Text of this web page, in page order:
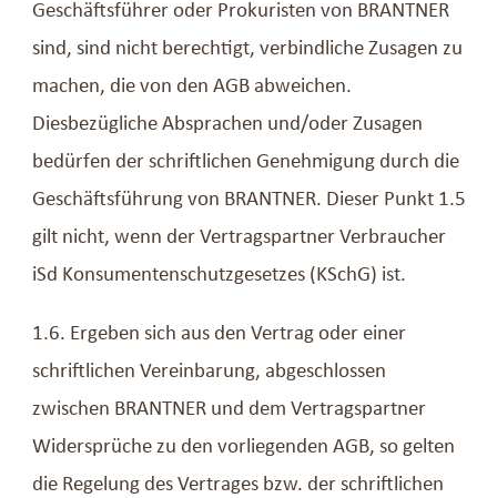
Geschäftsführer oder Prokuristen von BRANTNER
sind, sind nicht berechtigt, verbindliche Zusagen zu
machen, die von den AGB abweichen.
Diesbezügliche Absprachen und/oder Zusagen
bedürfen der schriftlichen Genehmigung durch die
Geschäftsführung von BRANTNER. Dieser Punkt 1.5
gilt nicht, wenn der Vertragspartner Verbraucher
iSd Konsumentenschutzgesetzes (KSchG) ist.
1.6. Ergeben sich aus den Vertrag oder einer
schriftlichen Vereinbarung, abgeschlossen
zwischen BRANTNER und dem Vertragspartner
Widersprüche zu den vorliegenden AGB, so gelten
die Regelung des Vertrages bzw. der schriftlichen